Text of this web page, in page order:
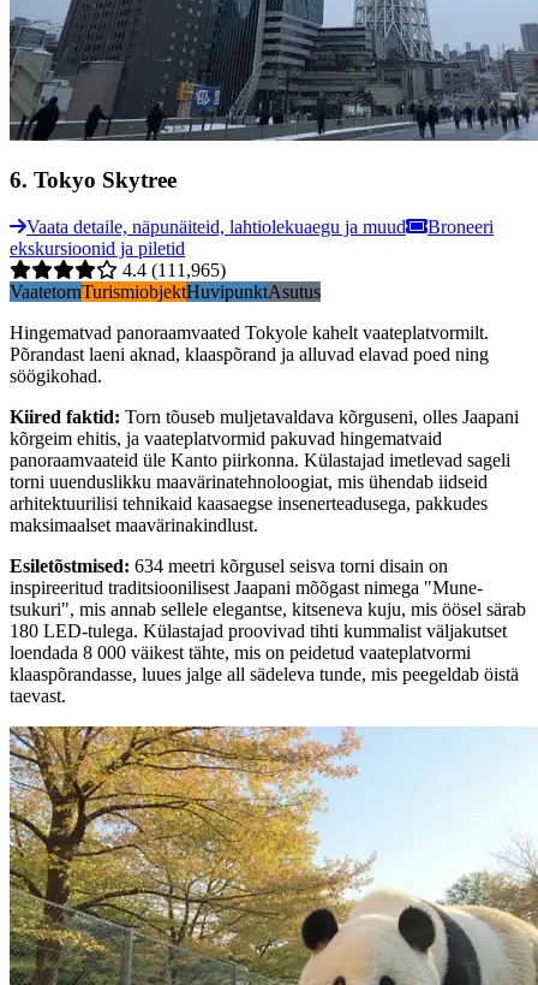
6. Tokyo Skytree
Vaata detaile, näpunäiteid, lahtiolekuaegu ja muud
Broneeri
ekskursioonid ja piletid
4.4 (111,965)
VaatetornTurismiobjektHuvipunktAsutus
Hingematvad panoraamvaated Tokyole kahelt vaateplatvormilt.
Põrandast laeni aknad, klaaspõrand ja alluvad elavad poed ning
söögikohad.
Kiired faktid: Torn tõuseb muljetavaldava kõrguseni, olles Jaapani
kõrgeim ehitis, ja vaateplatvormid pakuvad hingematvaid
panoraamvaateid üle Kanto piirkonna. Külastajad imetlevad sageli
torni uuenduslikku maavärinatehnoloogiat, mis ühendab iidseid
arhitektuurilisi tehnikaid kaasaegse insenerteadusega, pakkudes
maksimaalset maavärinakindlust.
Esiletõstmised: 634 meetri kõrgusel seisva torni disain on
inspireeritud traditsioonilisest Jaapani mõõgast nimega "Mune-
tsukuri", mis annab sellele elegantse, kitseneva kuju, mis öösel särab
180 LED-tulega. Külastajad proovivad tihti kummalist väljakutset
loendada 8 000 väikest tähte, mis on peidetud vaateplatvormi
klaaspõrandasse, luues jalge all sädeleva tunde, mis peegeldab öistä
taevast.